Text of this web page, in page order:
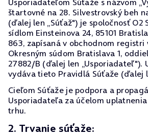
štartovné na 28. Silvestrovský beh
(ďalej len „Súťaž") je spoločnosť O2
sídlom Einsteinova 24, 85101
863, zapísaná v obchodnom registri
Okresným súdom Bratislava 1,
27882/B (ďalej len „Usporiadateľ").
vydáva tieto Pravidlá Súťaže (ďalej
Cieľom Súťaže je podpora a
Usporiadateľa za účelom
trhu.
2. Trvanie súťaže: